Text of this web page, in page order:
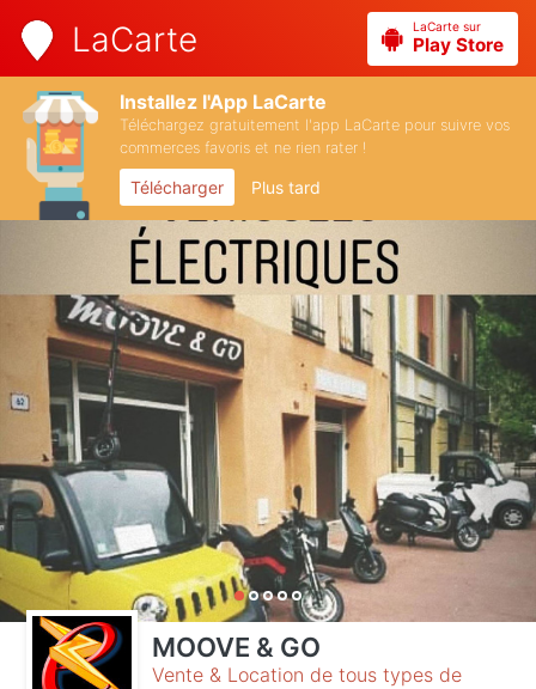
LaCarte LaCarte sur
Play Store
Installez l'App LaCarte
Téléchargez gratuitement l'app LaCarte pour suivre vos
commerces favoris et ne rien rater !
Télécharger Plus tard
MOOVE & GO
Vente & Location de tous types de